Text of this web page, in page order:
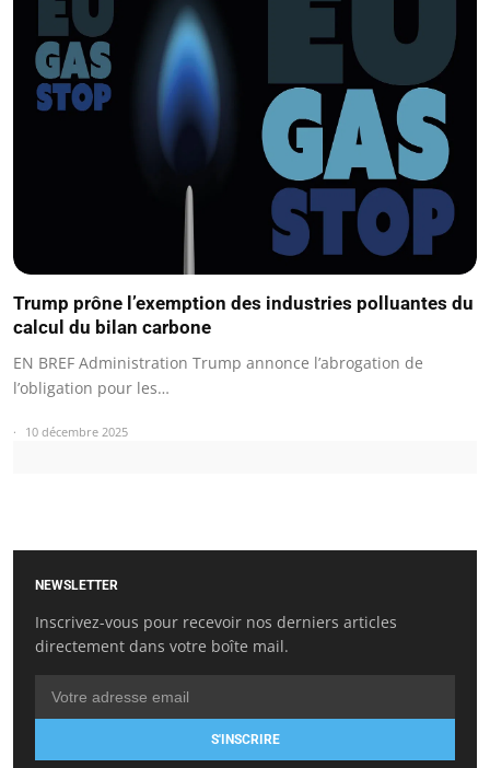
Trump prône l’exemption des industries polluantes du
calcul du bilan carbone
EN BREF Administration Trump annonce l’abrogation de
l’obligation pour les…
10 décembre 2025
NEWSLETTER
Inscrivez-vous pour recevoir nos derniers articles
directement dans votre boîte mail.
S'INSCRIRE